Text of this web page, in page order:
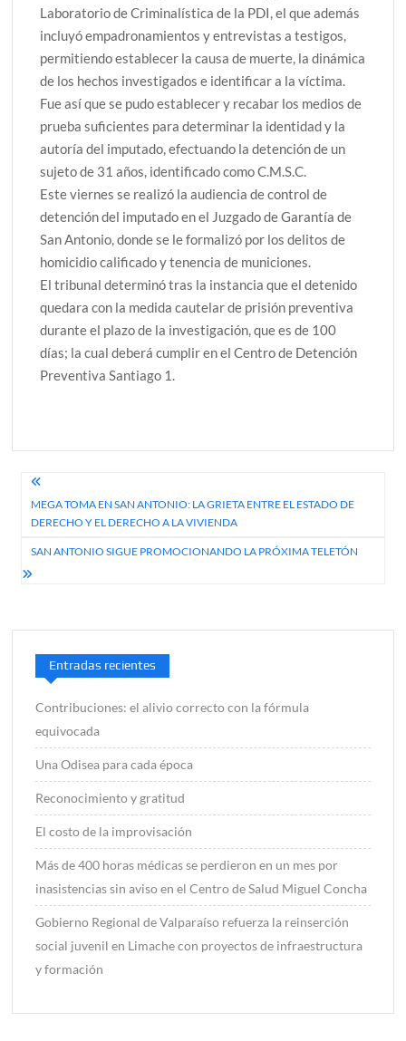
Laboratorio de Criminalística de la PDI, el que además
incluyó empadronamientos y entrevistas a testigos,
permitiendo establecer la causa de muerte, la dinámica
de los hechos investigados e identificar a la víctima.
Fue así que se pudo establecer y recabar los medios de
prueba suficientes para determinar la identidad y la
autoría del imputado, efectuando la detención de un
sujeto de 31 años, identificado como C.M.S.C.
Este viernes se realizó la audiencia de control de
detención del imputado en el Juzgado de Garantía de
San Antonio, donde se le formalizó por los delitos de
homicidio calificado y tenencia de municiones.
El tribunal determinó tras la instancia que el detenido
quedara con la medida cautelar de prisión preventiva
durante el plazo de la investigación, que es de 100
días; la cual deberá cumplir en el Centro de Detención
Preventiva Santiago 1.
Navegación
de
entradas
MEGA TOMA EN SAN ANTONIO: LA GRIETA ENTRE EL ESTADO DE
DERECHO Y EL DERECHO A LA VIVIENDA
SAN ANTONIO SIGUE PROMOCIONANDO LA PRÓXIMA TELETÓN
Entradas recientes
Contribuciones: el alivio correcto con la fórmula
equivocada
Una Odisea para cada época
Reconocimiento y gratitud
El costo de la improvisación
Más de 400 horas médicas se perdieron en un mes por
inasistencias sin aviso en el Centro de Salud Miguel Concha
Gobierno Regional de Valparaíso refuerza la reinserción
social juvenil en Limache con proyectos de infraestructura
y formación